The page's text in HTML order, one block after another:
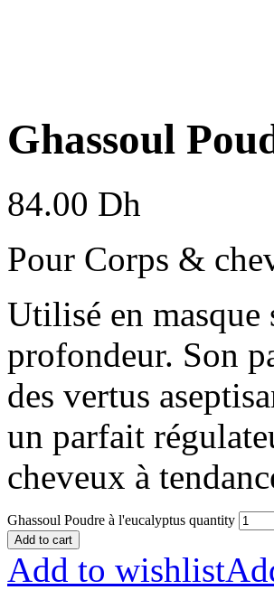
Ghassoul
84.00 Dh
Pour Corps &
Utilisé en
profondeur. Son
des vertus
un parfait
cheveux à
Ghassoul Poudre à l'eucalyptus quantity
Add to cart
Add to wishlist